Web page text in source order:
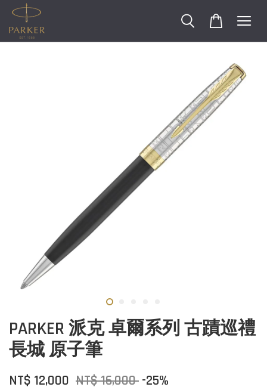
PARKER 派克 卓爾系列 古蹟巡禮
長城 原子筆
NT$ 12,000 NT$ 16,000 -25%